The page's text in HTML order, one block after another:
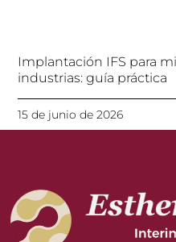
Implantación IFS para
industrias: guía práctica
15 de junio de 2026